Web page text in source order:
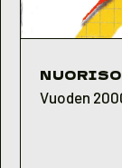
Vuoden